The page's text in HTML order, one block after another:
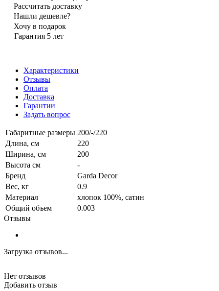
Рассчитать доставку
Нашли дешевле?
Хочу в подарок
Гарантия 5 лет
Характеристики
Отзывы
Оплата
Доставка
Гарантии
Задать вопрос
Габаритные размеры 200/-/220
Длина, см
220
Ширина, см
200
Высота см
-
Бренд
Garda Decor
Вес, кг
0.9
Материал
хлопок 100%, сатин
Общий объем
0.003
Отзывы
Загрузка отзывов...
Нет отзывов
Добавить отзыв